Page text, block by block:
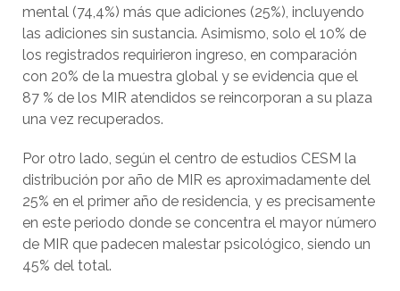
mental (74,4%) más que adiciones (25%), incluyendo
las adiciones sin sustancia. Asimismo, solo el 10% de
los registrados requirieron ingreso, en comparación
con 20% de la muestra global y se evidencia que el
87 % de los MIR atendidos se reincorporan a su plaza
una vez recuperados.
Por otro lado, según el centro de estudios CESM la
distribución por año de MIR es aproximadamente del
25% en el primer año de residencia, y es precisamente
en este periodo donde se concentra el mayor número
de MIR que padecen malestar psicológico, siendo un
45% del total.